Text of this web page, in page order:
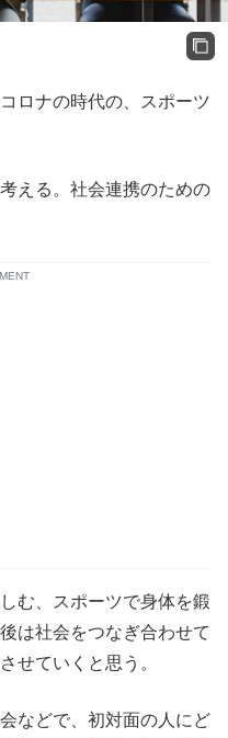
ロナの時代の、スポーツ
える。社会連携のための
む、スポーツで身体を鍛
は社会をつなぎ合わせて
せていくと思う。
などで、初対面の人にど